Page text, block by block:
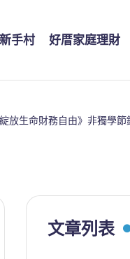
手村 好厝家庭理財
放生命財務自由》非獨學節
文章列表